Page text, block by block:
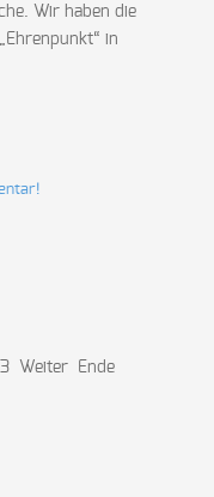
Wir haben die
in
3 Weiter Ende